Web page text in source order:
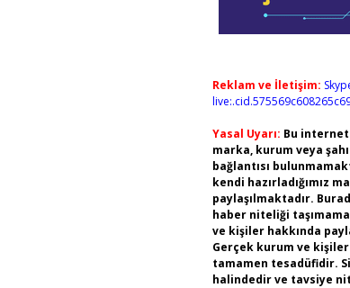
Reklam ve İletişim:
Yasal Uyarı: Bu
marka, kurum veya
bağlantısı
kendi hazırladığımız
paylaşılmaktadır.
haber niteliği
ve kişiler hakkında
Gerçek kurum ve
tamamen tesadüfidir.
halindedir ve tavsiye